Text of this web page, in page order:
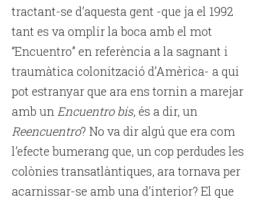
tractant-se d’aquesta gent -que ja el 1992
tant es va omplir la boca amb el mot
“Encuentro” en referència a la sagnant i
traumàtica colonització d’Amèrica- a qui
pot estranyar que ara ens tornin a marejar
amb unEncuentro bis, és a dir, un
Reencuentro? No va dir algú que era com
l’efecte bumerang que, un cop perdudes les
colònies transatlàntiques, ara tornava per
acarnissar-se amb una d’interior? El que